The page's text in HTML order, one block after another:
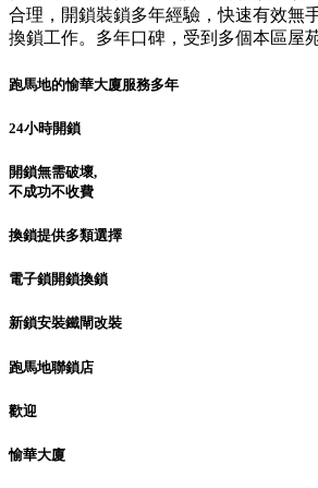
合理，開鎖裝鎖多年經驗，快速有效無
換鎖工作。多年口碑，受到多個本區屋
跑馬地的愉華大廈服務多年
24小時開鎖
開鎖無需破壞,
不成功不收費
換鎖提供多類選擇
電子鎖開鎖換鎖
新鎖安裝鐵閘改裝
跑馬地聯鎖店
歡迎
愉華大廈